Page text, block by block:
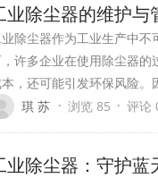
业除尘器的维护与
除尘器作为工业生产中
许多企业在使用除尘器
，还可能引发环保风险。
琪 苏 · 浏览 85 · 评论
业除尘器：守护蓝